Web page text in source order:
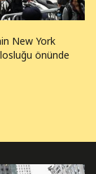
New York
önünde